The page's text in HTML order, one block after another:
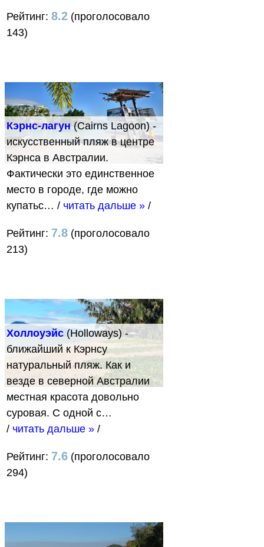
Рейтинг: 8.2 (проголосовало
143)
Кэрнс-лагун(Cairns Lagoon) -
искусственный пляж в центре
Кэрнса в Австралии.
Фактически это единственное
место в городе, где можно
купатьс… / читать дальше » /
Рейтинг: 7.8 (проголосовало
213)
Холлоуэйс(Holloways) -
ближайший к Кэрнсу
натуральный пляж. Как и
везде в северной Австралии
местная красота довольно
суровая. С одной с…
/ читать дальше » /
Рейтинг: 7.6 (проголосовало
294)